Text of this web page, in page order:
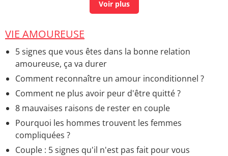
slip...> Accueil - Santé de l'homme
Surnoms amoureux : signification, sensuels, pour
homme, femme
> Accueil - Vie amoureuse
VIE AMOUREUSE
5 signes que vous êtes dans la bonne relation
amoureuse, ça va durer
Comment reconnaître un amour inconditionnel ?
Comment ne plus avoir peur d'être quitté ?
8 mauvaises raisons de rester en couple
Pourquoi les hommes trouvent les femmes
compliquées ?
Couple : 5 signes qu'il n'est pas fait pour vous